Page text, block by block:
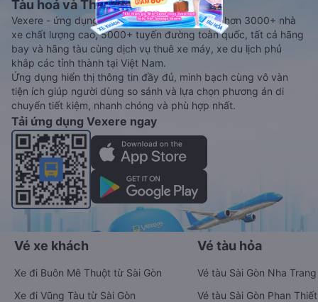
Tàu hoả và Thuê xe
Vexere - ứng dụng đặt vé đa phương tiện với hơn 3000+ nhà
xe chất lượng cao, 5000+ tuyến đường toàn quốc, tất cả hãng
bay và hãng tàu cùng dịch vụ thuê xe máy, xe du lịch phủ
khắp các tỉnh thành tại Việt Nam.
Ứng dụng hiển thị thông tin đầy đủ, minh bạch cùng vô vàn
tiện ích giúp người dùng so sánh và lựa chọn phương án di
chuyển tiết kiệm, nhanh chóng và phù hợp nhất.
Tải ứng dụng Vexere ngay
Vé xe khách
Xe đi Buôn Mê Thuột từ Sài Gòn
Xe đi Vũng Tàu từ Sài Gòn
Vé tàu hỏa
Vé tàu Sài Gòn Nha Trang
Vé tàu Sài Gòn Phan Thiết